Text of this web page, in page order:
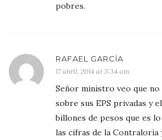
pobres.
RAFAEL GARCÍA
17 abril, 2014 at 3:34 am
Señor ministro veo que
sobre sus EPS privadas y
billones de pesos que es
las cifras de la Contraloría